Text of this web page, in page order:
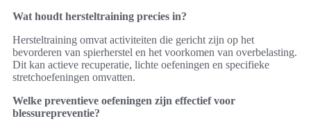
Wat houdt hersteltraining precies in?
Hersteltraining omvat activiteiten die gericht zijn op het
bevorderen van spierherstel en het voorkomen van overbelasting.
Dit kan actieve recuperatie, lichte oefeningen en specifieke
stretchoefeningen omvatten.
Welke preventieve oefeningen zijn effectief voor
blessurepreventie?